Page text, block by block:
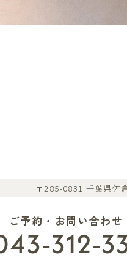
〒285-0831 千葉県佐
ご予約・お問い合わせ
312-